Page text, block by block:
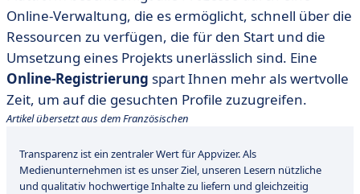
Online-Verwaltung, die es ermöglicht, schnell über die
Ressourcen zu verfügen, die für den Start und die
Umsetzung eines Projekts unerlässlich sind. Eine
Online-Registrierung spart Ihnen mehr als wertvolle
Zeit, um auf die gesuchten Profile zuzugreifen.
Artikel übersetzt aus dem Französischen
Transparenz ist ein zentraler Wert für Appvizer. Als
Medienunternehmen ist es unser Ziel, unseren Lesern nützliche
und qualitativ hochwertige Inhalte zu liefern und gleichzeitig